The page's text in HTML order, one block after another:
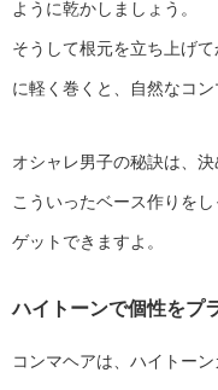
ように乾かしましょう。
そうして根元を立ち上げ
に軽く巻くと、自然なコン
オシャレ男子の秘訣は、決
こういったベース作りを
ゲットできますよ。
ハイトーンで個性をプ
コンマヘアは、ハイトー